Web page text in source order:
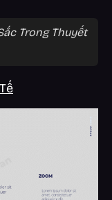
Trong Thuyết